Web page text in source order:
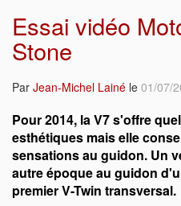
Essai vidéo
Stone
Par Jean-Michel Lainé le 01/07/
Pour 2014, la V7 s'offre
esthétiques mais elle
sensations au guidon. Un
autre époque au guidon
premier V-Twin transversal.